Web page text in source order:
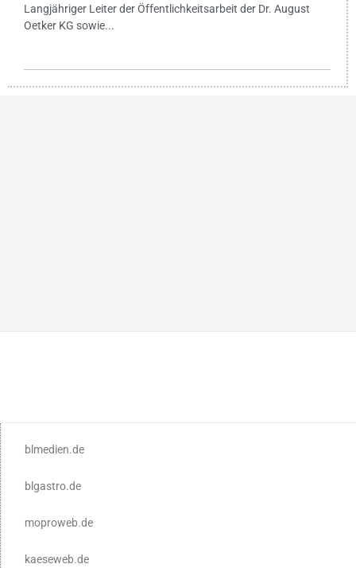
Langjähriger Leiter der Öffentlichkeitsarbeit der Dr. August
Oetker KG sowie...
blmedien.de
blgastro.de
moproweb.de
kaeseweb.de